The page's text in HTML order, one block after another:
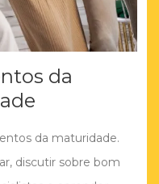
da
da maturidade.
discutir sobre bom